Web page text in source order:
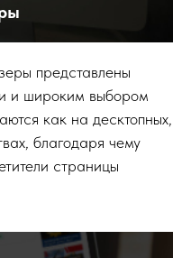
представлены
и широким выбором
как на десктопных,
благодаря чему
страницы